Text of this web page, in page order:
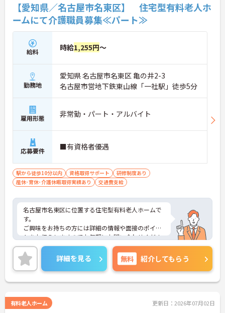
【愛知県／名古屋市名東区】 住宅型有料老人ホ
ームにて介護職員募集≪パート≫
給料 時給1,255円～
勤務地
愛知県 名古屋市名東区 亀の井2-3
名古屋市営地下鉄東山線「一社駅」徒歩5分
雇用形態 非常勤・パート・アルバイト
応募要件 ■有資格者優遇
駅から徒歩10分以内 資格取得サポート
研修制度あり
産休･育休･介護休暇取得実績あり
交通費支給
名古屋市名東区に位置する住宅型有料老人ホームで
す。
ご興味をお持ちの方には詳細の情報や面接のポイン
トをお伝えしますのでお気軽にお問い合わせくださ
いませ。
詳細を見る 無料 紹介してもらう
有料老人ホーム 更新日：2026年07月02日